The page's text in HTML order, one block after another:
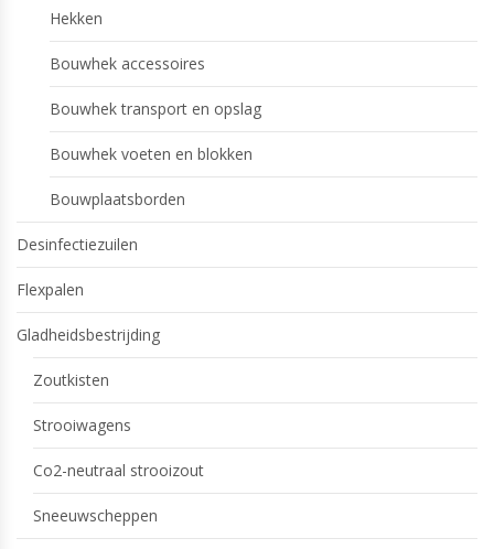
Hekken
Bouwhek accessoires
Bouwhek transport en opslag
Bouwhek voeten en blokken
Bouwplaatsborden
Desinfectiezuilen
Flexpalen
Gladheidsbestrijding
Zoutkisten
Strooiwagens
Co2-neutraal strooizout
Sneeuwscheppen